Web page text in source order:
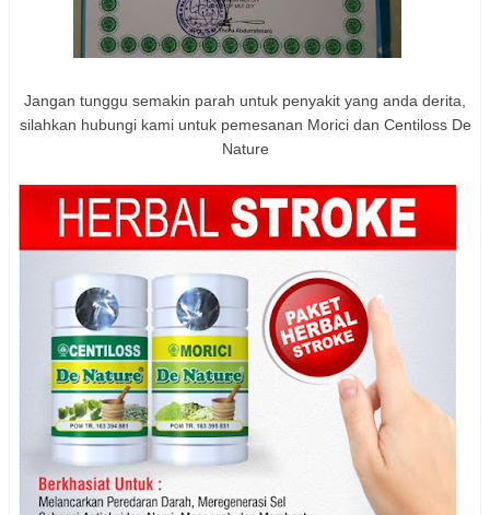
Jangan tunggu semakin parah untuk penyakit yang anda derita,
silahkan hubungi kami untuk pemesanan Morici dan Centiloss De
Nature